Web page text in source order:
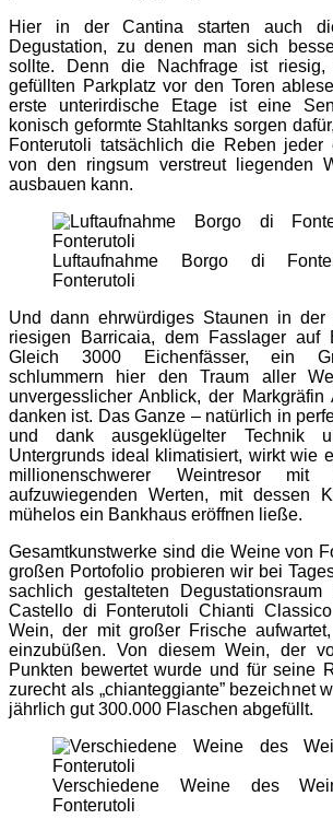
Hier in der Cantina starten auch
Degustation, zu denen man sich
sollte. Denn die Nachfrage ist
gefüllten Parkplatz vor den Toren
erste unterirdische Etage ist eine
konisch geformte Stahltanks sorgen
Fonterutoli tatsächlich die Reben jeder
von den ringsum verstreut liegenden
ausbauen kann.
Luftaufnahme Borgo di
Fonterutoli
Und dann ehrwürdiges Staunen in
riesigen Barricaia, dem Fasslager auf
Gleich 3000 Eichenfässer, ein
schlummern hier den Traum aller
unvergesslicher Anblick, der Markgräfin
danken ist. Das Ganze – natürlich in
und dank ausgeklügelter Technik
Untergrunds ideal klimatisiert, wirkt wie
millionenschwerer Weintresor
aufzuwiegenden Werten, mit dessen
mühelos ein Bankhaus eröffnen ließe.
Gesamtkunstwerke sind die Weine von
großen Portofolio probieren wir bei
sachlich gestalteten
Castello di Fonterutoli Chianti
Wein, der mit großer Frische
einzubüßen. Von diesem Wein, der
Punkten bewertet wurde und für seine
zurecht als „chianteggiante” bezeichnet
jährlich gut 300.000 Flaschen abgefüllt.
Verschiedene Weine des
Fonterutoli